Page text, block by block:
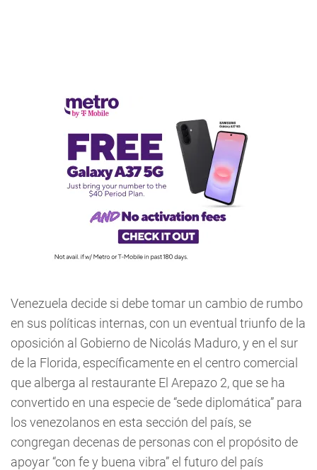
Venezuela decide si debe tomar un cambio de rumbo
en sus políticas internas, con un eventual triunfo de la
oposición al Gobierno de Nicolás Maduro, y en el sur
de la Florida, específicamente en el centro comercial
que alberga al restaurante El Arepazo 2, que se ha
convertido en una especie de “sede diplomática” para
los venezolanos en esta sección del país, se
congregan decenas de personas con el propósito de
apoyar “con fe y buena vibra” el futuro del país